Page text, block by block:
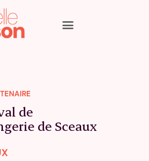
nous
de
de Sceaux